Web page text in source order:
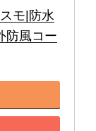
モ|防水
防風コー